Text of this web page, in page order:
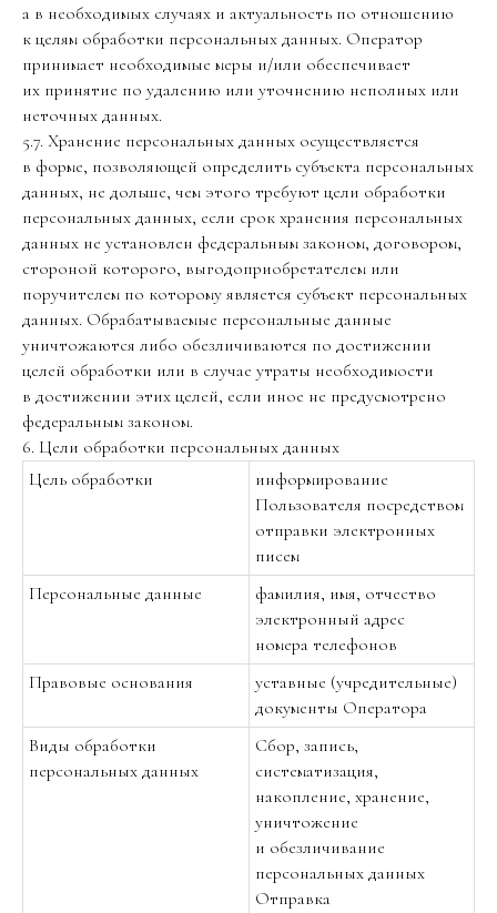
а в необходимых случаях и актуальность по отношению
к целям обработки персональных данных. Оператор
принимает необходимые меры и/или обеспечивает
их принятие по удалению или уточнению неполных или
неточных данных.
5.7. Хранение персональных данных осуществляется
в форме, позволяющей определить субъекта персональных
данных, не дольше, чем этого требуют цели обработки
персональных данных, если срок хранения персональных
данных не установлен федеральным законом, договором,
стороной которого, выгодоприобретателем или
поручителем по которому является субъект персональных
данных. Обрабатываемые персональные данные
уничтожаются либо обезличиваются по достижении
целей обработки или в случае утраты необходимости
в достижении этих целей, если иное не предусмотрено
федеральным законом.
6. Цели обработки персональных данных
Цель обработки
информирование
Пользователя посредством
отправки электронных
писем
Персональные данные
фамилия, имя, отчество
электронный адрес
номера телефонов
Правовые основания
уставные (учредительные)
документы Оператора
Виды обработки
персональных данных
Сбор, запись,
систематизация,
накопление, хранение,
уничтожение
и обезличивание
персональных данных
Отправка